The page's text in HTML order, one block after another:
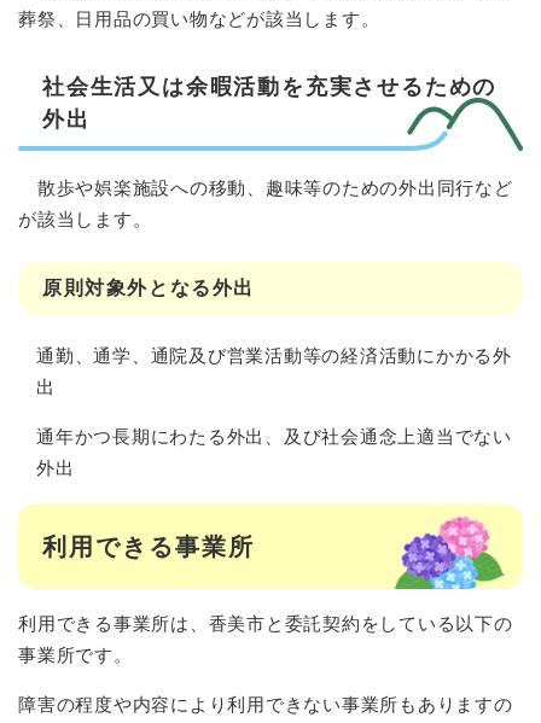
葬祭、日用品の買い物などが該当します。
社会生活又は余暇活動を充実させるための
外出
散歩や娯楽施設への移動、趣味等のための外出同行など
が該当します。
原則対象外となる外出
通勤、通学、通院及び営業活動等の経済活動にかかる外
出
通年かつ長期にわたる外出、及び社会通念上適当でない
外出
利用できる事業所
利用できる事業所は、香美市と委託契約をしている以下の
事業所です。
障害の程度や内容により利用できない事業所もありますの